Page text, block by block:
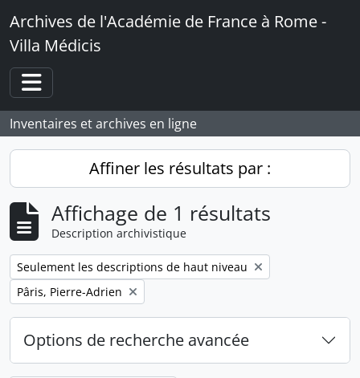
Skip to main content
Archives de l'Académie de France à Rome -
Villa Médicis
Toggle navigation
Inventaires et archives en ligne
Affiner les résultats par :
Affichage de 1 résultats
Description archivistique
Remove filter:
Seulement les descriptions de haut niveau
Remove filter:
Pâris, Pierre-Adrien
Options de recherche avancée